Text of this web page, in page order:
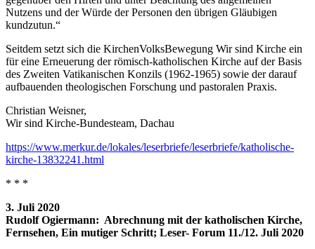
Nutzens und der Würde der Personen den übrigen Gläubigen
kundzutun.“
Seitdem setzt sich die KirchenVolksBewegung Wir sind Kirche ein
für eine Erneuerung der römisch-katholischen Kirche auf der Basis
des Zweiten Vatikanischen Konzils (1962-1965) sowie der darauf
aufbauenden theologischen Forschung und pastoralen Praxis.
Christian Weisner,
Wir sind Kirche-Bundesteam, Dachau
https://www.merkur.de/lokales/leserbriefe/leserbriefe/katholische-
kirche-13832241.html
* * *
3. Juli 2020
Rudolf Ogiermann: Abrechnung mit der katholischen Kirche,
Fernsehen, Ein mutiger Schritt; Leser- Forum 11./12. Juli 2020